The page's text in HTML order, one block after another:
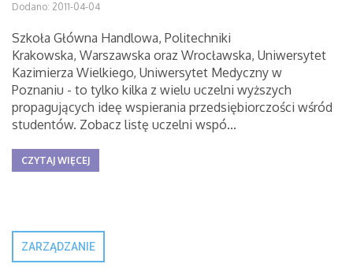
Dodano: 2011-04-04
Szkoła Główna Handlowa, Politechniki
Krakowska, Warszawska oraz Wrocławska, Uniwersytet
Kazimierza Wielkiego, Uniwersytet Medyczny w
Poznaniu - to tylko kilka z wielu uczelni wyższych
propagujących ideę wspierania przedsiębiorczości wśród
studentów. Zobacz listę uczelni wspó...
CZYTAJ WIĘCEJ
ZARZĄDZANIE